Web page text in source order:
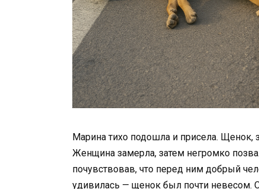
Марина тихо подошла и присела. Щенок,
Женщина замерла, затем негромко
почувствовав, что перед ним добрый
удивилась — щенок был почти